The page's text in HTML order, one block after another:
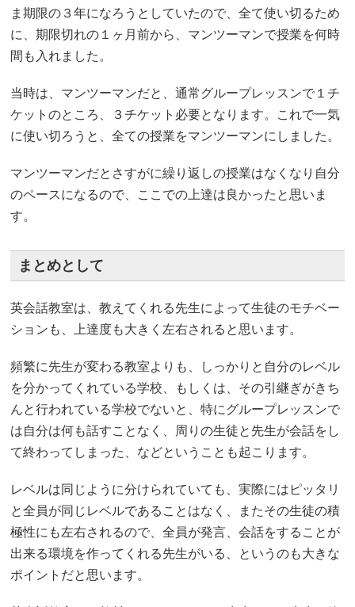
ま期限の３年になろうとしていたので、全て使い切るため
に、期限切れの１ヶ月前から、マンツーマンで授業を何時
間も入れました。
当時は、マンツーマンだと、通常グループレッスンで１チ
ケットのところ、３チケット必要となります。これで一気
に使い切ろうと、全ての授業をマンツーマンにしました。
マンツーマンだとさすがに繰り返しの授業はなくなり自分
のペースになるので、ここでの上達は良かったと思いま
す。
まとめとして
英会話教室は、教えてくれる先生によって生徒のモチベー
ションも、上達度も大きく左右されると思います。
頻繁に先生が変わる教室よりも、しっかりと自分のレベル
を分かってくれている学校、もしくは、その引継ぎがきち
んと行われている学校でないと、特にグループレッスンで
は自分は何も話すことなく、周りの生徒と先生が会話をし
て終わってしまった、などということも起こります。
レベルは同じように分けられていても、実際にはピッタリ
と全員が同じレベルであることはなく、またその生徒の積
極性にも左右されるので、全員が発言、会話をすることが
出来る環境を作ってくれる先生がいる、というのも大きな
ポイントだと思います。